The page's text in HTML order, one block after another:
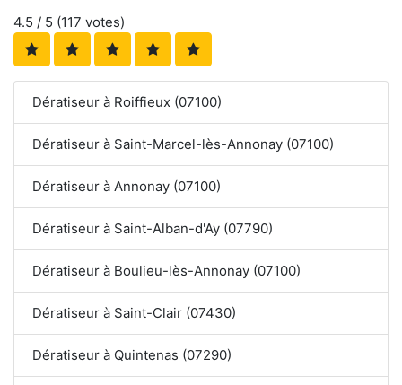
4.5 / 5 (117 votes)
Dératiseur à Roiffieux (07100)
Dératiseur à Saint-Marcel-lès-Annonay (07100)
Dératiseur à Annonay (07100)
Dératiseur à Saint-Alban-d'Ay (07790)
Dératiseur à Boulieu-lès-Annonay (07100)
Dératiseur à Saint-Clair (07430)
Dératiseur à Quintenas (07290)